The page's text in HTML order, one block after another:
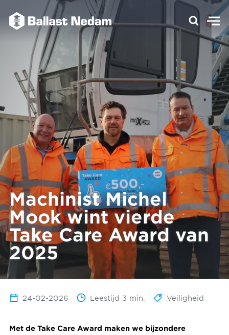
Machinist Michel
Mook wint vierde
Take Care Award van
2025
24-02-2026 Leestijd 3 min. Veiligheid
Met de Take Care Award maken we bijzondere